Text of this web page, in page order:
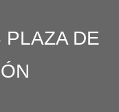
PLAZA DE